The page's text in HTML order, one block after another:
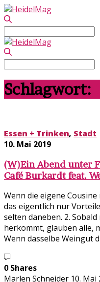
Search
for:
Search
for:
Schlagwort:
Essen + Trinken, Stadt
10. Mai 2019
(W)Ein Abend unter
Café Burkardt feat.
Wenn die eigene
das eigentlich nur
selten daneben. 2.
herkommt, glauben alle,
Wenn dasselbe Weingut
0 Shares
Marlen Schneider 10. Mai